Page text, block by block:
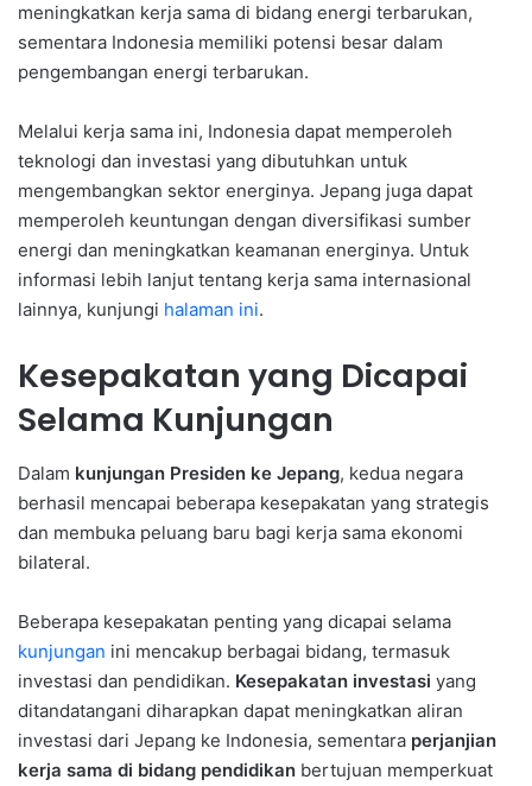
meningkatkan kerja sama di bidang energi terbarukan,
sementara Indonesia memiliki potensi besar dalam
pengembangan energi terbarukan.
Melalui kerja sama ini, Indonesia dapat memperoleh
teknologi dan investasi yang dibutuhkan untuk
mengembangkan sektor energinya. Jepang juga dapat
memperoleh keuntungan dengan diversifikasi sumber
energi dan meningkatkan keamanan energinya. Untuk
informasi lebih lanjut tentang kerja sama internasional
lainnya, kunjungi halaman ini.
Kesepakatan yang Dicapai
Selama Kunjungan
Dalam kunjungan Presiden ke Jepang, kedua negara
berhasil mencapai beberapa kesepakatan yang strategis
dan membuka peluang baru bagi kerja sama ekonomi
bilateral.
Beberapa kesepakatan penting yang dicapai selama
kunjungan ini mencakup berbagai bidang, termasuk
investasi dan pendidikan. Kesepakatan investasi yang
ditandatangani diharapkan dapat meningkatkan aliran
investasi dari Jepang ke Indonesia, sementara perjanjian
kerja sama di bidang pendidikan bertujuan memperkuat